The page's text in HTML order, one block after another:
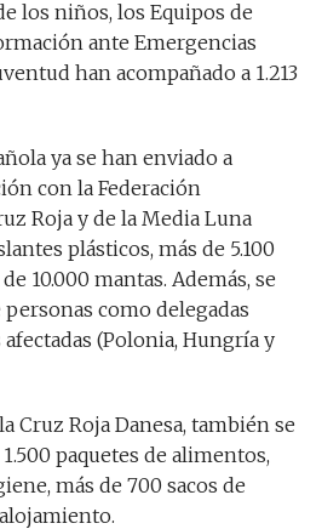
los niños, los Equipos de
ante Emergencias
han acompañado a 1.213
ya se han enviado a
con la Federación
Roja y de la Media Luna
plásticos, más de 5.100
10.000 mantas. Además, se
como delegadas
(Polonia, Hungría y
Cruz Roja Danesa, también se
paquetes de alimentos,
más de 700 sacos de